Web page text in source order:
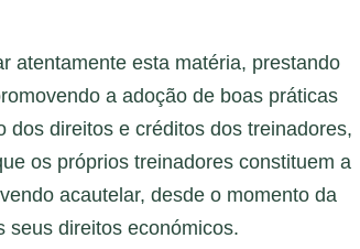
atentamente esta matéria, prestando
a adoção de boas práticas
direitos e créditos dos treinadores,
os próprios treinadores constituem a
acautelar, desde o momento da
seus direitos económicos.